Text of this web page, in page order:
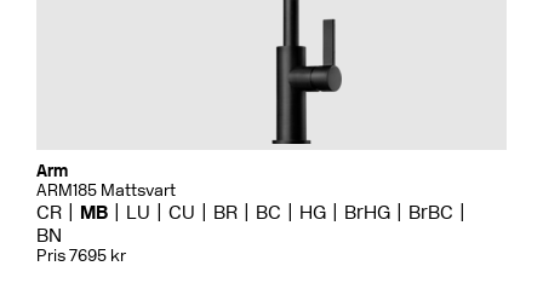
Arm
ARM185 Mattsvart
CR MB LU CU BR BC HG BrHG
BrBC
BN
Pris 7695 kr